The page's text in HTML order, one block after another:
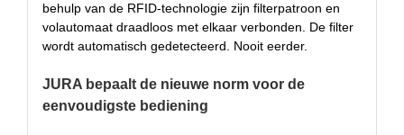
behulp van de RFID-technologie zijn filterpatroon en
volautomaat draadloos met elkaar verbonden. De filter
wordt automatisch gedetecteerd. Nooit eerder.
JURA bepaalt de nieuwe norm voor de
eenvoudigste bediening